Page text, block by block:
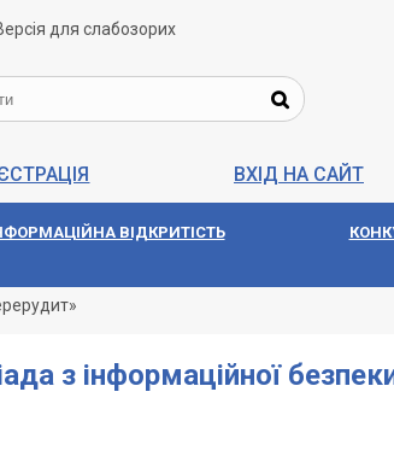
для слабозорих
ВХІД НА САЙТ
ВIДКРИТIСТЬ
з інформаційної